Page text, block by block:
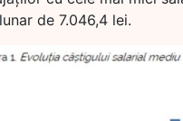
de 7.046,4 lei.